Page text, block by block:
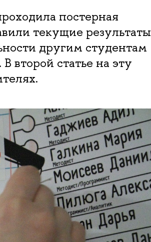
постерная
текущие результаты
другим студентам
второй статье на эту